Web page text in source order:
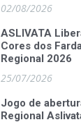
02/08/2026
ASLIVATA
Cores dos
Regional 2026
25/07/2026
Jogo de
Regional